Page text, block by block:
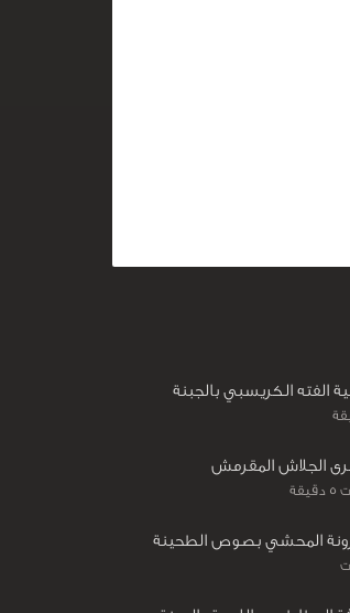
الفته الكريسبي بالجبنة
الجلاش المقرمش
المحشي بصوص الطحينة